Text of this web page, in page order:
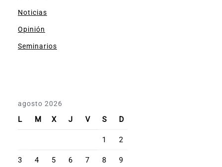
Noticias
Opinión
Seminarios
agosto 2026
L M X J V S D
1 2
3 4 5 6 7 8 9